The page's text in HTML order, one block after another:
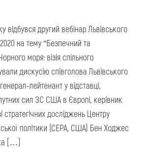
відбувся другий вебінар Львівського
на тему “Безпечний та
моря: візія спільного
дискусію співголова Львівського
лейтенант у відставці,
сил ЗС США в Європі, керівник
досліджень Центру
політики (СЕРА, США) Бен Ходжес
[…]